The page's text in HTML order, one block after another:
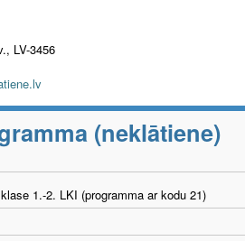
LV-3456
(neklātiene)
1.-2. LKI (programma ar kodu 21)